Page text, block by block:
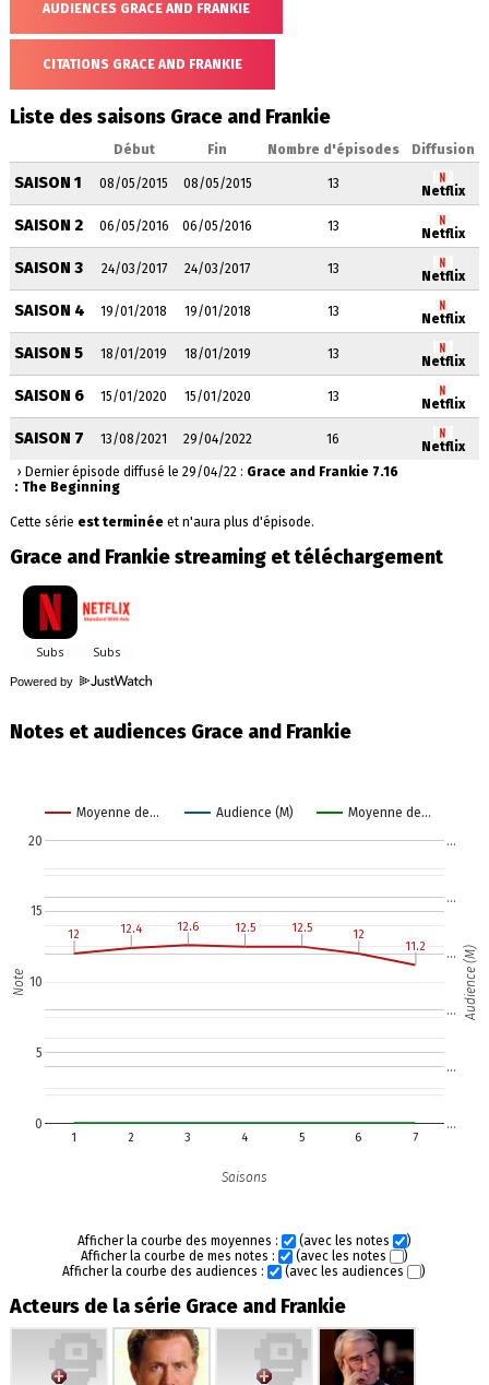
AUDIENCES GRACE AND FRANKIE
CITATIONS GRACE AND FRANKIE
Liste des saisons Grace and Frankie
Début Fin Nombre d'épisodes Diffusion
SAISON 1 08/05/2015 08/05/2015 13 Netflix
SAISON 2 06/05/2016 06/05/2016 13 Netflix
SAISON 3 24/03/2017 24/03/2017 13 Netflix
SAISON 4 19/01/2018 19/01/2018 13 Netflix
SAISON 5 18/01/2019 18/01/2019 13 Netflix
SAISON 6 15/01/2020 15/01/2020 13 Netflix
SAISON 7 13/08/2021 29/04/2022 16
Netflix
› Dernier épisode diffusé le 29/04/22 : Grace and Frankie 7.16
: The Beginning
Cette série est terminéeet n'aura plus d'épisode.
Grace and Frankie streaming et téléchargement
Powered by
Notes et audiences Grace and Frankie
Moyenne de… Audience (M) Moyenne de…
1 2 3 4 5 6 7
0
5
10
15
20
…
…
…
…
…
…
12
12 12.4
12.4 12.6
12.6 12.5
12.5 12.5
12.5 12
12
11.2
11.2
Saisons
Note Audience (M)
Afficher la courbe des moyennes : (avec les notes
)
Afficher la courbe de mes notes :
(avec les notes
)
Afficher la courbe des audiences :
(avec les audiences )
Acteurs de la série Grace and Frankie